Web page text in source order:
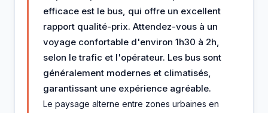
efficace est le bus, qui offre un excellent
rapport qualité-prix. Attendez-vous à un
voyage confortable d'environ 1h30 à 2h,
selon le trafic et l'opérateur. Les bus sont
généralement modernes et climatisés,
garantissant une expérience agréable.
Le paysage alterne entre zones urbaines en